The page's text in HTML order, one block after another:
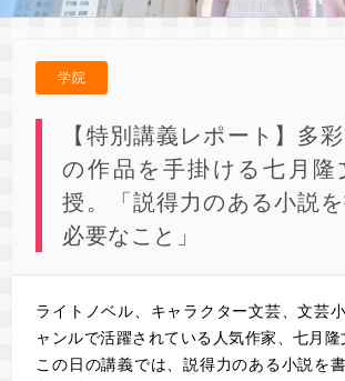
学院
【特別講義レポート】多
の作品を手掛ける七月隆
授。「説得力のある小説
必要なこと」
ライトノベル、キャラクター文芸、文芸
ャンルで活躍されている人気作家、七月隆
この日の講義では、説得力のある小説を